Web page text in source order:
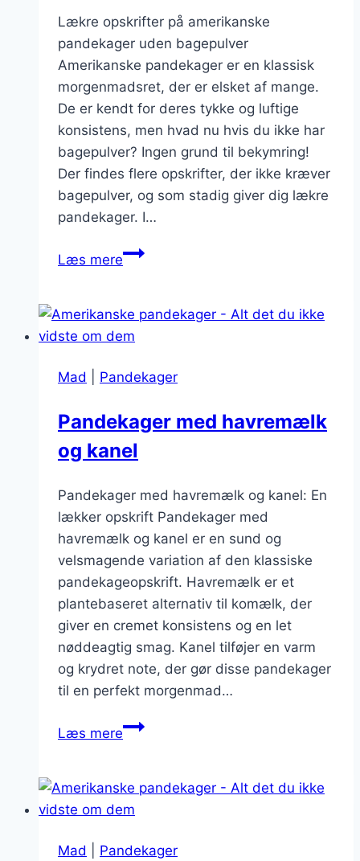
Lækre opskrifter på amerikanske
pandekager uden bagepulver
Amerikanske pandekager er en klassisk
morgenmadsret, der er elsket af mange.
De er kendt for deres tykke og luftige
konsistens, men hvad nu hvis du ikke har
bagepulver? Ingen grund til bekymring!
Der findes flere opskrifter, der ikke kræver
bagepulver, og som stadig giver dig lækre
pandekager. I…
Læs mereLækre
uden
bagepulver
Mad Pandekager
Pandekager med havremælk
og kanel
Pandekager med havremælk og kanel: En
lækker opskrift Pandekager med
havremælk og kanel er en sund og
velsmagende variation af den klassiske
pandekageopskrift. Havremælk er et
plantebaseret alternativ til komælk, der
giver en cremet konsistens og en let
nøddeagtig smag. Kanel tilføjer en varm
og krydret note, der gør disse pandekager
til en perfekt morgenmad…
Læs merePandekager
og
kanel
Mad Pandekager